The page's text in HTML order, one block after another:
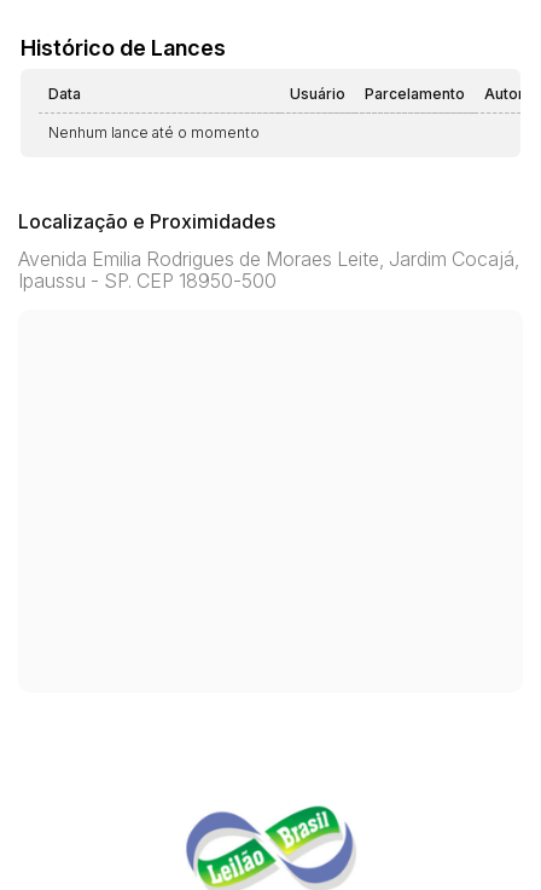
Histórico de Lances
Data Usuário Parcelamento
Nenhum lance até o momento
Localização e Proximidades
Avenida Emilia Rodrigues de Moraes Leite, Jardim Cocajá,
Ipaussu - SP. CEP 18950-500